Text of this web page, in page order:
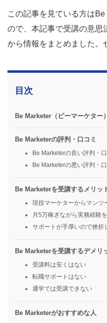
この記事を見ている方は
ので、本記事で受講の意思
から情報をまとめました。
目次
Be Marketer（ビーマーケター
Be Marketerの評判・口コミ
Be Marketerの良い評判・口
Be Marketerの悪い評判・口
Be Marketerを受講するメリッ
現役マーケターからマンツ
月5万稼ぎながら実務経験
サポートが手厚いので挫折
Be Marketerを受講するデメリ
受講料は安くはない
転職サポートはない
通学では受講できない
Be Marketerがおすすめな人